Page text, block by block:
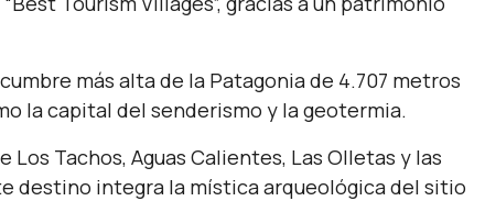
más alta de la Patagonia de 4.707 metros
la capital del senderismo y la geotermia.
Tachos, Aguas Calientes, Las Olletas y las
destino integra la mística arqueológica del sitio